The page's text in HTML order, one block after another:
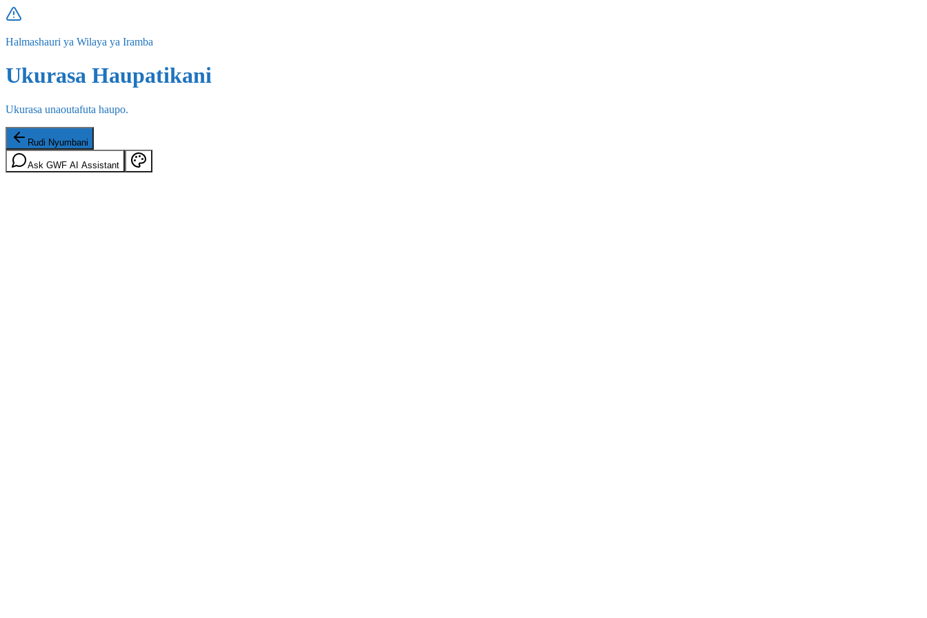
Halmashauri ya Wilaya ya Iramba
Ukurasa Haupatikani
Ukurasa unaoutafuta haupo.
Rudi Nyumbani
Ask GWF AI Assistant